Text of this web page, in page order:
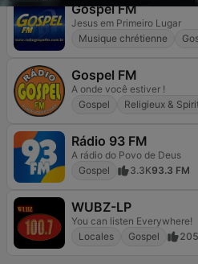
Gospel FM
Jesus em Primeiro Lugar
Musique chrétienne
Gospel FM
A onde você estiver !
Gospel
Religieux &
Rádio 93 FM
A rádio do Povo de Deus
Gospel
3.3K93.3 FM
WUBZ-LP
You can listen Everywhere!
Locales
Gospel 205